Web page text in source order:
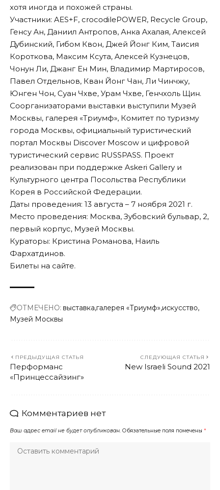
хотя иногда и похожей страны.
Участники: AES+F, crocodilePOWER, Recycle Group,
Генсу Ан, Даниил Антропов, Анка Ахалая, Алексей
Дубинский, Гибом Квон, Джей Йонг Ким, Таисия
Короткова, Максим Ксута, Алексей Кузнецов,
Чонун Ли, Джанг Ен Мин, Владимир Мартиросов,
Павел Отдельнов, Кван Йонг Чан, Ли Чинчжу,
Юнген Чон, Суан Чхве, Урам Чхве, Генчхоль Щин.
Соорганизаторами выставки выступили Музей
Москвы, галерея «Триумф», Комитет по туризму
города Москвы, официальный туристический
портал Москвы Discover Moscow и цифровой
туристический сервис RUSSPASS. Проект
реализован при поддержке Askeri Gallery и
Культурного центра Посольства Республики
Корея в Российской Федерации.
Даты проведения: 13 августа – 7 ноября 2021 г.
Место проведения: Москва, Зубовский бульвар, 2,
первый корпус, Музей Москвы.
Кураторы: Кристина Романова, Наиль
Фархатдинов.
Билеты на сайте.
ОТМЕЧЕНО: выставка галерея «Триумф» искусство
Музей Москвы
ПРЕДЫДУЩАЯ СТАТЬЯ
Перформанс
«Принцессайзинг»
СЛЕДУЮЩАЯ СТАТЬЯ
New Israeli Sound 2021
Комментариев нет
Ваш адрес email не будет опубликован. Обязательные поля помечены *